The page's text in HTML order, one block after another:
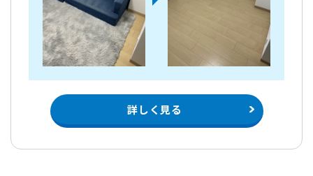
詳しく見る